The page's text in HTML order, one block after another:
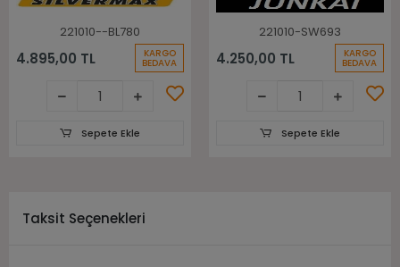
221010--BL780
4.895,00 TL KARGO
BEDAVA
Sepete Ekle
221010-SW693
4.250,00 TL KARGO
BEDAVA
Sepete Ekle
Taksit Seçenekleri